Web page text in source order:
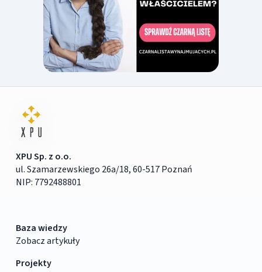
XPU Sp. z o.o.
ul. Szamarzewskiego 26a/18, 60-517 Poznań
NIP: 7792488801
Baza wiedzy
Zobacz artykuły
Projekty